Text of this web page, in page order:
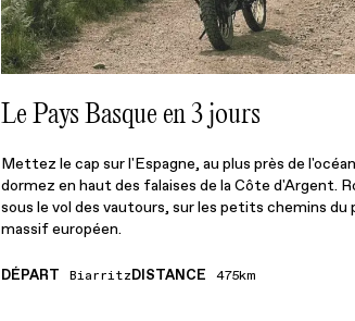
Le Pays Basque en 3 jours
Mettez le cap sur l'Espagne, au plus près de
dormez en haut des falaises de la Côte d'Argent.
sous le vol des vautours, sur les petits chemins du
massif européen.
DÉPART Biarritz DISTANCE 475km